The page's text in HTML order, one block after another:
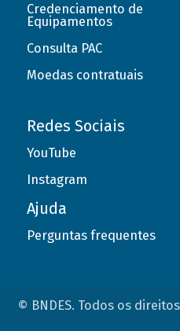
Credenciamento de
Equipamentos
Consulta PAC
Moedas contratuais
Redes Sociais
YouTube
Instagram
Ajuda
Perguntas frequentes
© BNDES. Todos os